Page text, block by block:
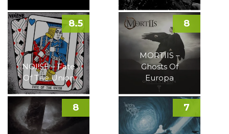
NOI!SE – Fate
Of The Union
8.5
MORTIIS –
Ghosts Of
Europa
8
8 7